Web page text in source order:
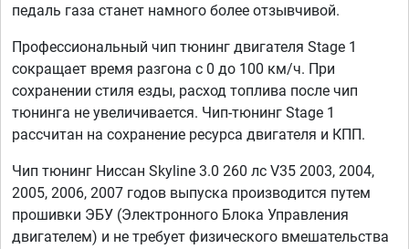
педаль газа станет намного более отзывчивой.
Профессиональный чип тюнинг двигателя Stage 1
сокращает время разгона с 0 до 100 км/ч. При
сохранении стиля езды, расход топлива после чип
тюнинга не увеличивается. Чип-тюнинг Stage 1
рассчитан на сохранение ресурса двигателя и КПП.
Чип тюнинг Ниссан Skyline 3.0 260 лс V35 2003, 2004,
2005, 2006, 2007 годов выпуска производится путем
прошивки ЭБУ (Электронного Блока Управления
двигателем) и не требует физического вмешательства